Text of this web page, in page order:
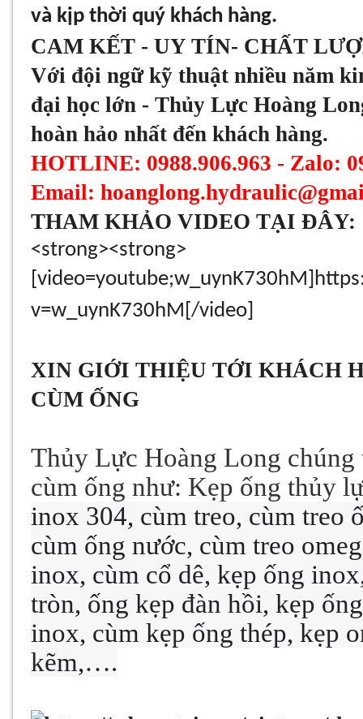
và kịp thời quý khách hàng.
CAM KẾT - UY TÍN- CHẤT
Với đội ngữ kỹ thuật nhiều năm
đại học lớn - Thủy Lực Hoàng
hoàn hảo nhất đến khách hàng.
HOTLINE: 0988.906.963 - Zalo:
Email:
THAM KHẢO VIDEO TẠI ĐÂY:
<strong><strong>
v=w_uynK730hM[/video]
XIN GIỚI THIỆU TỚI KHÁCH
CÙM ỐNG
Thủy Lực Hoàng Long
cùm ống như: Kẹp ống thủy
inox 304, cùm treo, cùm treo
cùm ống nước, cùm treo
inox, cùm cổ dê, kẹp ống
tròn, ống kẹp đàn hồi, kẹp
inox, cùm kẹp ống thép, kẹp
kẽm,….